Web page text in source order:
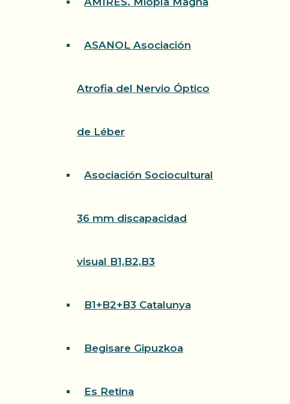
ASANOL Asociación
Atrofia del Nervio Óptico
de Léber
Asociación Sociocultural
36 mm discapacidad
visual B1,B2,B3
B1+B2+B3 Catalunya
Begisare Gipuzkoa
Es Retina